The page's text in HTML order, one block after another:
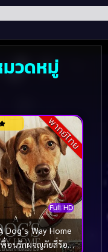
วดหมู่
พากย์ไทย
Full HD
Dog’s Way Home
พื่อนรักผจญภัยสี่ร้อย